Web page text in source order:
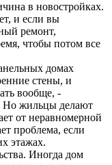
в новостройках.
и если вы
ремонт,
чтобы потом все
домах
стены, и
вообще, -
Но жильцы делают
от неравномерной
проблема, если
этажах.
Иногда дом